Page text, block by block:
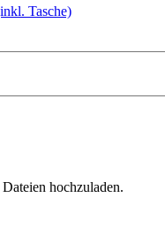
Tasche)
hochzuladen.